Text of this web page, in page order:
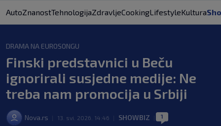
AutoZnanostTehnologijaZdravljeCookingLifestyleKultura
DRAMA NA EUROSONGU
Finski predstavnici u Beču
ignorirali susjedne medije: Ne
treba nam promocija u Srbiji
Nova.rs 13. svi. 2026. 14:46 SHOWBIZ 1